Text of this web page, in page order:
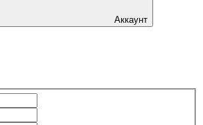
Аккаунт